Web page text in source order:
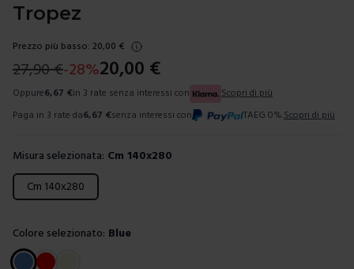
Tropez
Prezzo più basso: 20,00 €
27,90€-28%20,00 €
Oppure6,67 €in 3 rate senza interessi con
Scopri di più
Paga in 3 rate da6,67 €senza interessi con TAEG 0%. Scopri di più
Misura selezionata: Cm 140x280
Scegli una misura
Cm 140x280
Colore selezionato: Blue
Scegli un colore